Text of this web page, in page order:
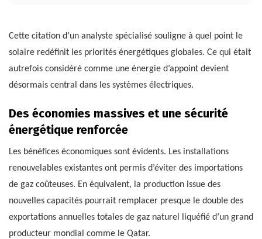
Cette citation d’un analyste spécialisé souligne à quel point le
solaire redéfinit les priorités énergétiques globales. Ce qui était
autrefois considéré comme une énergie d’appoint devient
désormais central dans les systèmes électriques.
Des économies massives et une sécurité
énergétique renforcée
Les bénéfices économiques sont évidents. Les installations
renouvelables existantes ont permis d’éviter des importations
de gaz coûteuses. En équivalent, la production issue des
nouvelles capacités pourrait remplacer presque le double des
exportations annuelles totales de gaz naturel liquéfié d’un grand
producteur mondial comme le Qatar.